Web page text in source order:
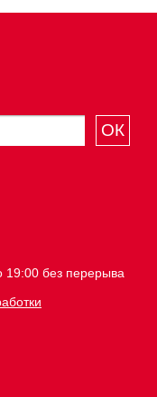
ОК
19:00 без перерыва